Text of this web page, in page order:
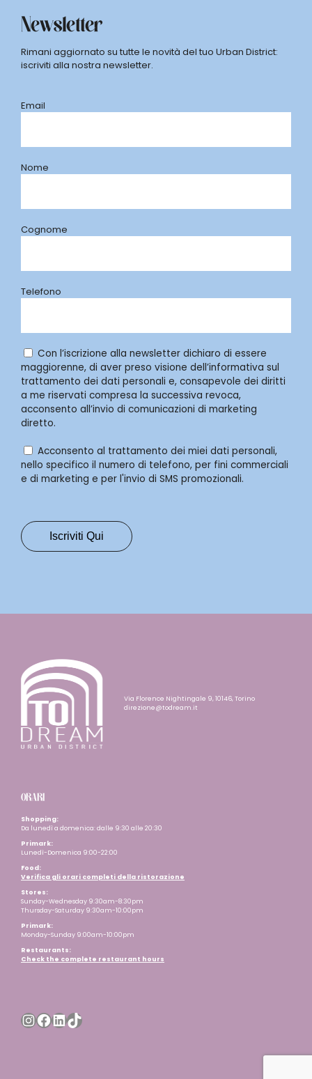
Newsletter
Rimani aggiornato su tutte le novità del tuo Urban District:
iscriviti alla nostra newsletter.
Email
Nome
Cognome
Telefono
Con l’iscrizione alla newsletter dichiaro di essere
maggiorenne, di aver preso visione dell’informativa sul
trattamento dei dati personali e, consapevole dei diritti
a me riservati compresa la successiva revoca,
acconsento all’invio di comunicazioni di marketing
diretto.
Acconsento al trattamento dei miei dati personali,
nello specifico il numero di telefono, per fini commerciali
e di marketing e per l'invio di SMS promozionali.
Via Florence Nightingale 9, 10146, Torino
direzione@todream.it
ORARI
Shopping:
Da lunedì a domenica: dalle 9:30 alle 20:30
Primark:
Lunedì-Domenica 9:00-22:00
Food:
Verifica gli orari completi della ristorazione
Stores:
Sunday-Wednesday 9:30am-8:30pm
Thursday-Saturday 9:30am-10:00pm
Primark:
Monday-Sunday 9:00am-10:00pm
Restaurants:
Check the complete restaurant hours
Instagram
Facebook
LinkedIn
TikTok